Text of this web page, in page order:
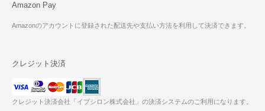
Amazon Pay
Amazonのアカウントに登録された配送先や支払い方法を利用して決済できます。
クレジット決済
クレジット決済会社「イプシロン株式会社」の決済システムのご利用になります。